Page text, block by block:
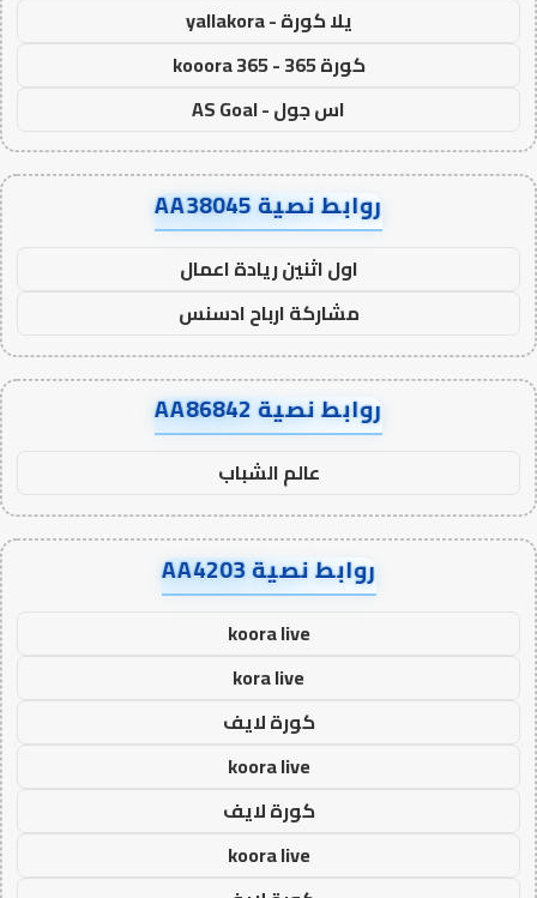
يلا كورة - yallakora
كورة 365 - kooora 365
اس جول - AS Goal
روابط نصية AA38045
اول اثنين ريادة اعمال
مشاركة ارباح ادسنس
روابط نصية AA86842
عالم الشباب
روابط نصية AA4203
koora live
kora live
كورة لايف
koora live
كورة لايف
koora live